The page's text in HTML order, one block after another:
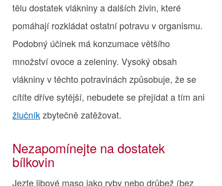
tělu dostatek vlákniny a dalších živin, které
pomáhají rozkládat ostatní potravu v organismu.
Podobný účinek má konzumace většího
množství ovoce a zeleniny. Vysoký obsah
vlákniny v těchto potravinách způsobuje, že se
cítíte dříve sytější, nebudete se přejídat a tím ani
žlučníkzbytečně zatěžovat.
Nezapomínejte na dostatek
bílkovin
Jezte libové maso jako ryby nebo drůbež (bez